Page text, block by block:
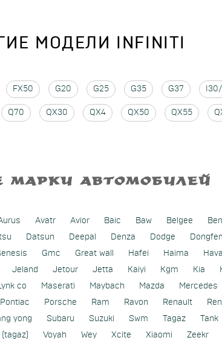
МОДЕЛИ INFINITI
FX50 G20 G25 G35 G37
Q70 QX30 QX4 QX50 QX55
МАРКИ АВТОМОБИЛЕЙ
Avatr Avior Baic Baw Belgee
Datsun Deepal Denza Dodge
Gmc Great wall Hafei Haima Haval
Jeland Jetour Jetta Kaiyi Kgm Kia
co Maserati Maybach Mazda Mercedes
Pontiac Porsche Ram Ravon Renault
yong Subaru Suzuki Swm Tagaz Tank
Voyah Wey Xcite Xiaomi Zeekr